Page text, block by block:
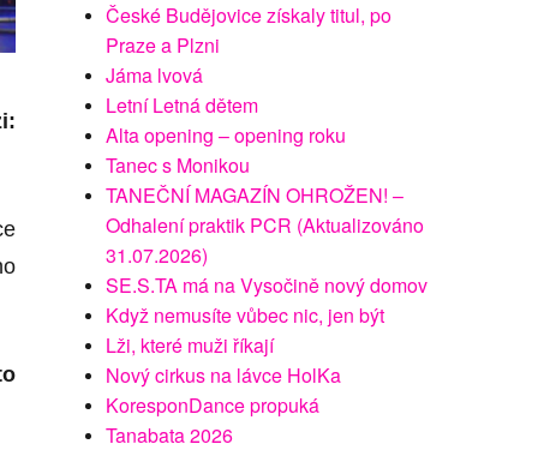
České Budějovice získaly titul, po
Praze a Plzni
Jáma lvová
Letní Letná dětem
Alta opening – opening roku
Tanec s Monikou
TANEČNÍ MAGAZÍN OHROŽEN! –
Odhalení praktik PCR (Aktualizováno
31.07.2026)
SE.S.TA má na Vysočině nový domov
Když nemusíte vůbec nic, jen být
Lži, které muži říkají
Nový cirkus na lávce HolKa
KoresponDance propuká
Tanabata 2026